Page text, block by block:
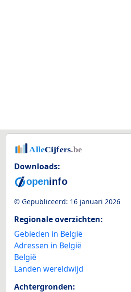
Downloads:
© Gepubliceerd: 16 januari 2026
Regionale overzichten:
Gebieden in België
Adressen in België
België
Landen wereldwijd
Achtergronden: